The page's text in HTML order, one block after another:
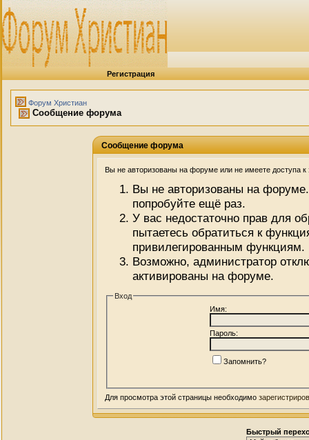
Регистрация
Форум Христиан
Сообщение форума
Сообщение форума
Вы не авторизованы на форуме или не имеете доступа к
Вы не авторизованы на
попробуйте ещё раз.
У вас недостаточно прав для
пытаетесь обратиться к
привилегированным функциям.
Возможно, администратор
активированы на форуме.
Вход
Имя:
Пароль:
Запомнить?
Для просмотра этой страницы необходимо
Быстрый